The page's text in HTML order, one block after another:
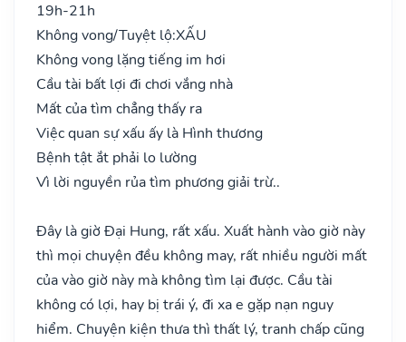
19h-21h
Không vong/Tuyệt lộ:XẤU
Không vong lặng tiếng im hơi
Cầu tài bất lợi đi chơi vắng nhà
Mất của tìm chẳng thấy ra
Việc quan sự xấu ấy là Hình thương
Bệnh tật ắt phải lo lường
Vì lời nguyền rủa tìm phương giải trừ..
Đây là giờ Đại Hung, rất xấu. Xuất hành vào giờ này
thì mọi chuyện đều không may, rất nhiều người mất
của vào giờ này mà không tìm lại được. Cầu tài
không có lợi, hay bị trái ý, đi xa e gặp nạn nguy
hiểm. Chuyện kiện thưa thì thất lý, tranh chấp cũng